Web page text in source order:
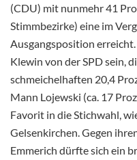
(CDU) mit nunmehr 41
Stimmbezirke) eine im
Ausgangsposition
Klewin von der SPD sein,
schmeichelhaften 20,4
Mann Lojewski (ca. 17
Favorit in die Stichwahl,
Gelsenkirchen. Gegen
Emmerich dürfte sich ein